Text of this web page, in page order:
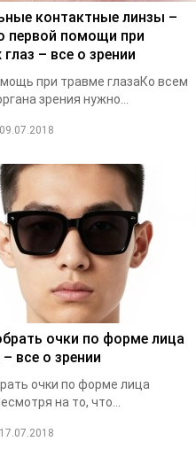
контактные линзы –
первой помощи при
глаз – все о зрении
при травме глазаКо всем
зрения нужно...
09.07.2018
очки по форме лица
все о зрении
очки по форме лица
на то, что...
17.07.2018